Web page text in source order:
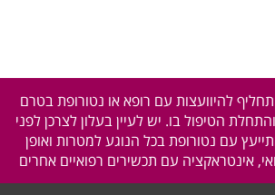
להיוועצות עם רופא או נטורופת בטרם
הטיפול בו. יש לעיין בעלון לצרכן לפני
עם נטורופת בכל הנוגע למטרות ואופן
אינטראקציה עם תכשירים רפואיים אחרים